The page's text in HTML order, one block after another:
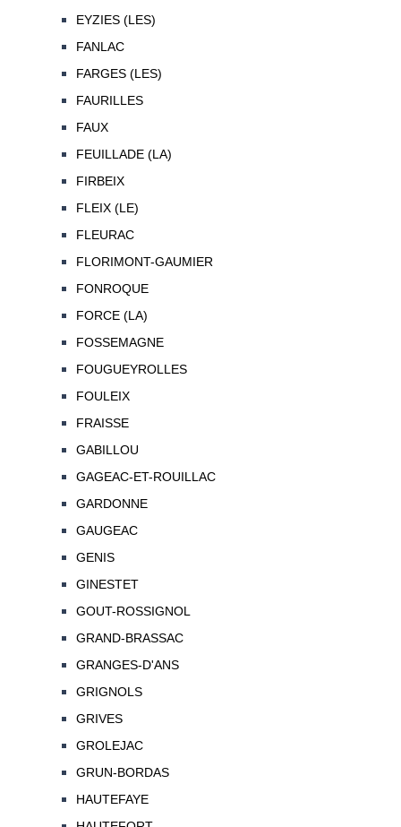
EYZIES (LES)
FANLAC
FARGES (LES)
FAURILLES
FAUX
FEUILLADE (LA)
FIRBEIX
FLEIX (LE)
FLEURAC
FLORIMONT-GAUMIER
FONROQUE
FORCE (LA)
FOSSEMAGNE
FOUGUEYROLLES
FOULEIX
FRAISSE
GABILLOU
GAGEAC-ET-ROUILLAC
GARDONNE
GAUGEAC
GENIS
GINESTET
GOUT-ROSSIGNOL
GRAND-BRASSAC
GRANGES-D'ANS
GRIGNOLS
GRIVES
GROLEJAC
GRUN-BORDAS
HAUTEFAYE